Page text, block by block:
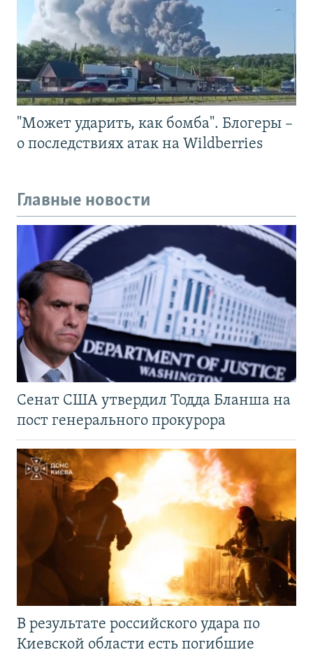
"Может ударить, как бомба". Блогеры –
о последствиях атак на Wildberries
Главные новости
Сенат США утвердил Тодда Бланша на
пост генерального прокурора
В результате российского удара по
Киевской области есть погибшие